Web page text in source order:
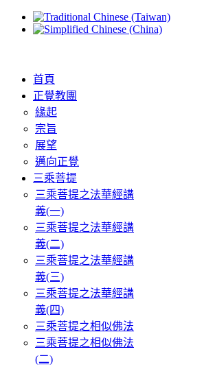
首頁
正覺教團
緣起
宗旨
展望
邁向正覺
三乘菩提
三乘菩提之法華經講
義(一)
三乘菩提之法華經講
義(二)
三乘菩提之法華經講
義(三)
三乘菩提之法華經講
義(四)
三乘菩提之相似佛法
三乘菩提之相似佛法
(二)